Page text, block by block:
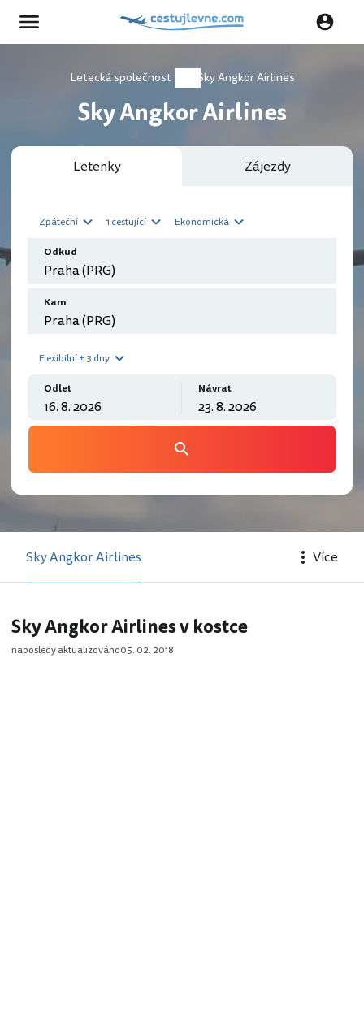
Letecká společnost Sky Angkor Airlines
Sky Angkor Airlines
Letenky Zájezdy
Zpáteční 1 cestující Ekonomická
Odkud
Kam
Flexibilní ± 3 dny
Odlet Návrat
Sky Angkor Airlines Více
Sky Angkor Airlines v kostce
naposledy aktualizováno05. 02. 2018